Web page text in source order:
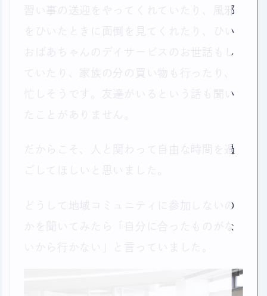
習い事の送迎をやってくれていたり、風邪
をひいたときに面倒を見てくれたり、ひい
おばあちゃんのデイサービスのお世話もし
忙しそうです。友達がいるという話も聞い
だからこそ、人と関わって自由な時間を過
どうして地域コミュニティに参加しないの
かを聞いてみたら「自分に合ったものがな